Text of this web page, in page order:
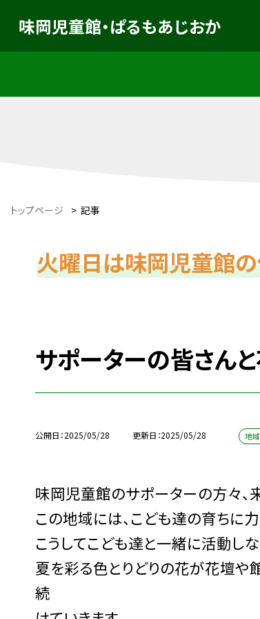
味岡児童館・ぱるもあじおか
トップページ > 記事
火曜日は味岡児童館の
サポーターの皆さん
公開日 2025/05/28 更新日 2025/05/28 地
味岡児童館のサポーターの方々、
この地域には、こども達の育ちに
こうしてこども達と一緒に活動し
夏を彩る色とりどりの花が花壇や
続